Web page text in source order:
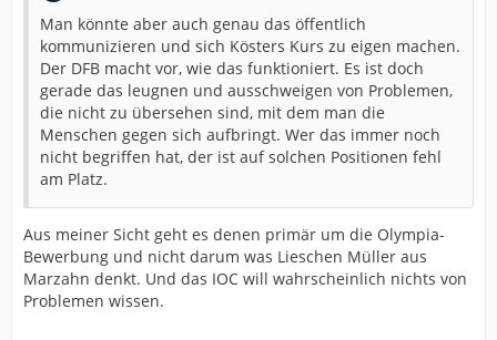
Man könnte aber auch genau das öffentlich
kommunizieren und sich Kösters Kurs zu eigen machen.
Der DFB macht vor, wie das funktioniert. Es ist doch
gerade das leugnen und ausschweigen von Problemen,
die nicht zu übersehen sind, mit dem man die
Menschen gegen sich aufbringt. Wer das immer noch
nicht begriffen hat, der ist auf solchen Positionen fehl
am Platz.
Aus meiner Sicht geht es denen primär um die Olympia-
Bewerbung und nicht darum was Lieschen Müller aus
Marzahn denkt. Und das IOC will wahrscheinlich nichts von
Problemen wissen.